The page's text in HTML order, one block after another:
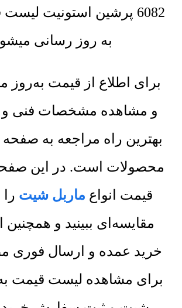
6082 پرشین استونیت
به روز رسانی
برای اطلاع از قیمت به‌روز
و مشاهده مشخصات فنی و
بهترین راه مراجعه به
محصولات است. در این
قیمت انواع ماربل شیت
مقایسه‌ای ببینید و
خرید عمده و ارسال فوری
برای مشاهده لیست قیمت